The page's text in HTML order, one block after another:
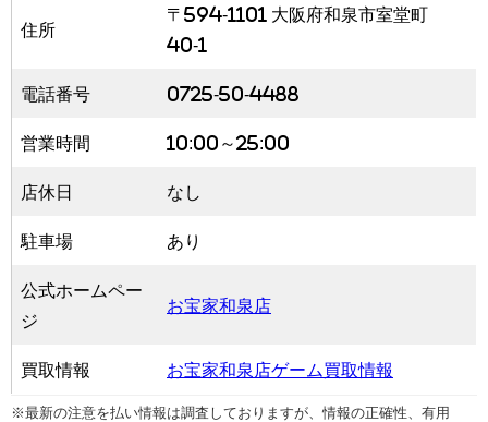
住所
〒594-1101 大阪府和泉市室堂町
40-1
電話番号 0725-50-4488
営業時間 10:00～25:00
店休日 なし
駐車場 あり
公式ホームペー
ジ
お宝家和泉店
買取情報 お宝家和泉店ゲーム買取情報
※最新の注意を払い情報は調査しておりますが、情報の正確性、有用